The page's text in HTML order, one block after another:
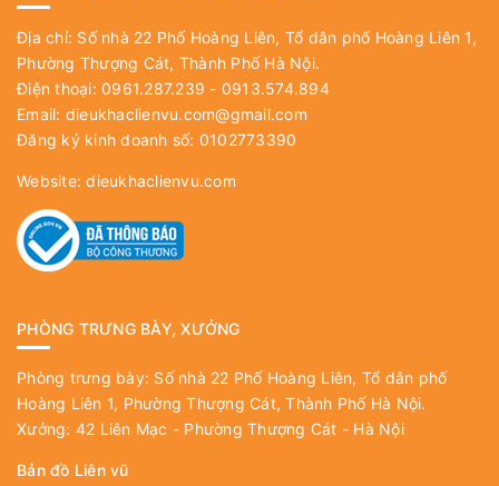
Địa chỉ: Số nhà 22 Phố Hoàng Liên, Tổ dân phố Hoàng Liên 1,
Phường Thượng Cát, Thành Phố Hà Nội.
Điện thoại: 0961.287.239 - 0913.574.894
Email: dieukhaclienvu.com@gmail.com
Đăng ký kinh doanh số: 0102773390
Website:dieukhaclienvu.com
PHÒNG TRƯNG BÀY, XƯỞNG
Phòng trưng bày: Số nhà 22 Phố Hoàng Liên, Tổ dân phố
Hoàng Liên 1, Phường Thượng Cát, Thành Phố Hà Nội.
Xưởng: 42 Liên Mạc - Phường Thượng Cát - Hà Nội
Bản đồ Liên vũ